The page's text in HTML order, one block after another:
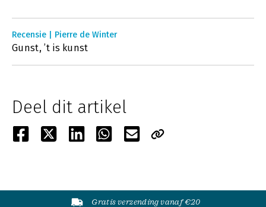
Recensie | Pierre de Winter
Gunst, ’t is kunst
Deel dit artikel
Gratis verzending vanaf €20